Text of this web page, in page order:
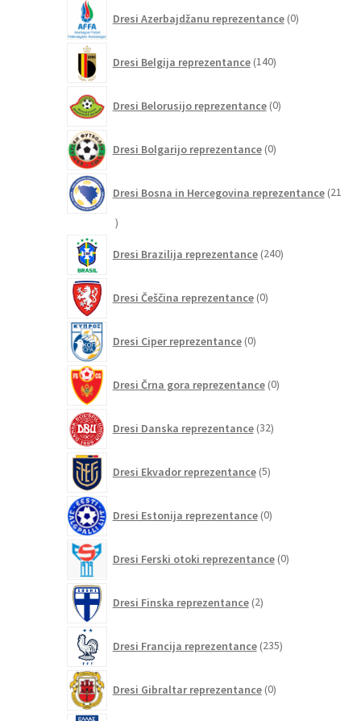
Dresi Azerbajdžanu reprezentance 0izdelkov
Dresi Belgija reprezentance 140izdelkov
Dresi Belorusijo reprezentance 0izdelkov
Dresi Bolgarijo reprezentance 0izdelkov
Dresi Bosna in Hercegovina reprezentance 21
21
Dresi Brazilija reprezentance 240izdelkov
Dresi Češčina reprezentance 0izdelkov
Dresi Ciper reprezentance 0izdelkov
Dresi Črna gora reprezentance 0izdelkov
Dresi Danska reprezentance 32izdelkov
Dresi Ekvador reprezentance 5izdelkov
Dresi Estonija reprezentance 0izdelkov
Dresi Ferski otoki reprezentance 0izdelkov
Dresi Finska reprezentance 2izdelka
Dresi Francija reprezentance 235izdelkov
Dresi Gibraltar reprezentance 0izdelkov